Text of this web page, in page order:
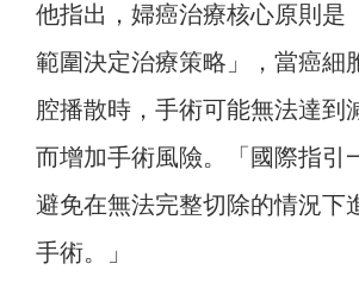
他指出，婦癌治療核心原則是
範圍決定治療策略」，當癌細
腔播散時，手術可能無法達到
而增加手術風險。「國際指引
避免在無法完整切除的情況下
手術。」